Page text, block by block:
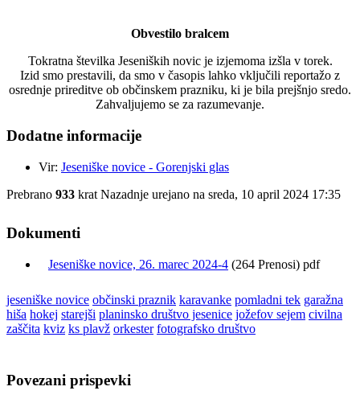
Obvestilo bralcem
Tokratna številka Jeseniških novic je izjemoma izšla v torek.
Izid smo prestavili, da smo v časopis lahko vključili reportažo z
osrednje prireditve ob občinskem prazniku, ki je bila prejšnjo sredo.
Zahvaljujemo se za razumevanje.
Dodatne informacije
Vir: Jeseniške novice - Gorenjski glas
Prebrano 933 krat Nazadnje urejano na sreda, 10 april 2024 17:35
Dokumenti
Jeseniške novice, 26. marec 2024-4 (264 Prenosi) pdf
jeseniške novice občinski praznik karavanke pomladni tek garažna
hiša hokej starejši planinsko društvo jesenice jožefov sejem civilna
zaščita kviz ks plavž orkester fotografsko društvo
Povezani prispevki